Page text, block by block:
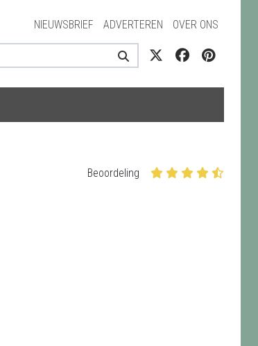
NIEUWSBRIEF ADVERTEREN OVER ONS
Beoordeling